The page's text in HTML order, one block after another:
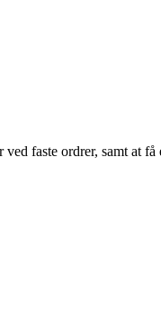
faste ordrer, samt at få